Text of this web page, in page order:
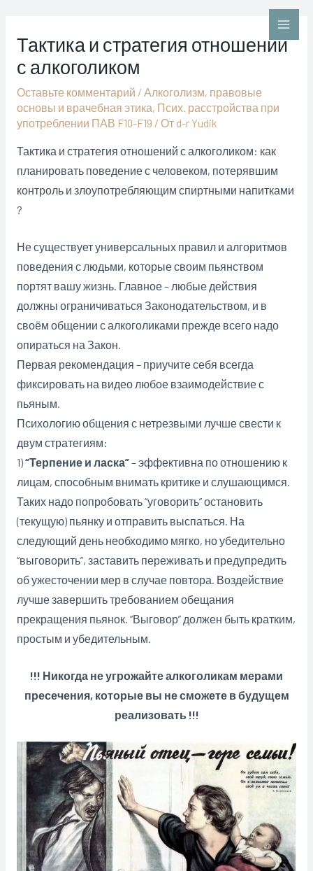
содержимому
Main
Тактика и стратегия отношений
с алкоголиком
Оставьте комментарий / Алкоголизм, правовые
основы и врачебная этика, Псих. расстройства при
употреблении ПАВ F10-F19 / От d-r Yudik
Тактика и стратегия отношений с алкоголиком: как
планировать поведение с человеком, потерявшим
контроль и злоупотребляющим спиртными напитками
?
Не существует универсальных правил и алгоритмов
поведения с людьми, которые своим пьянством
портят вашу жизнь. Главное – любые действия
должны ограничиваться Законодательством, и в
своём общении с алкоголиками прежде всего надо
опираться на Закон.
Первая рекомендация – приучите себя всегда
фиксировать на видео любое взаимодействие с
пьяным.
Психологию общения с нетрезвыми лучше свести к
двум стратегиям:
1)“Терпение и ласка”– эффективна по отношению к
лицам, способным внимать критике и слушающимся.
Таких надо попробовать “уговорить” остановить
(текущую) пьянку и отправить выспаться. На
следующий день необходимо мягко, но убедительно
“выговорить”, заставить переживать и предупредить
об ужесточении мер в случае повтора. Воздействие
лучше завершить требованием обещания
прекращения пьянок. “Выговор” должен быть кратким,
простым и убедительным.
!!! Никогда не угрожайте алкоголикам мерами
пресечения, которые вы не сможете в будущем
реализовать !!!